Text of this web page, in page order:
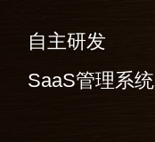
自主研发
SaaS管理系统